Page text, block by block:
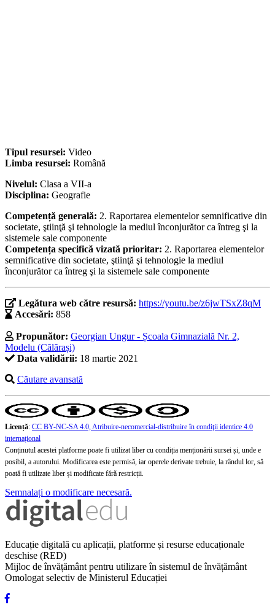
Tipul resursei: Video
Limba resursei: Română
Nivelul: Clasa a VII-a
Disciplina: Geografie
Competență generală: 2. Raportarea elementelor semnificative din
societate, ştiinţă şi tehnologie la mediul înconjurător ca întreg şi la
sistemele sale componente
Competența specifică vizată prioritar: 2. Raportarea elementelor
semnificative din societate, ştiinţă şi tehnologie la mediul
înconjurător ca întreg şi la sistemele sale componente
Legătura web către resursă: https://youtu.be/z6jwTSxZ8qM
Accesări: 858
Propunător: Georgian Ungur - Școala Gimnazială Nr. 2,
Modelu (Călărași)
Data validării: 18 martie 2021
Căutare avansată
Licență: CC BY-NC-SA 4.0, Atribuire-necomercial-distribuire în condiţii identice 4.0
internațional
Conținutul acestei platforme poate fi utilizat liber cu condiția menționării sursei și, unde e
posibil, a autorului. Modificarea este permisă, iar operele derivate trebuie, la rândul lor, să
poată fi utilizate liber și modificate fără restricții.
Semnalați o modificare necesară.
Educație digitală cu aplicații, platforme și resurse educaționale
deschise (RED)
Mijloc de învățământ pentru utilizare în sistemul de învățământ
Omologat selectiv de Ministerul Educației